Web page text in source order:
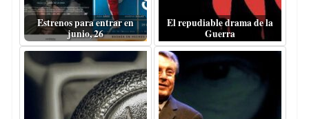
Estrenos para entrar en
junio, 26
El repudiable drama de la
Guerra